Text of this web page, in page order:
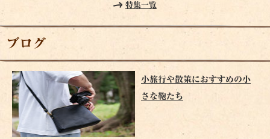
特集一覧
ブログ
小旅行や散策におすすめの小
さな鞄たち